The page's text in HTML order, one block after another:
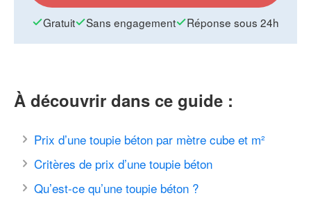
Gratuit Sans engagement Réponse sous 24h
À découvrir dans ce guide :
Prix d’une toupie béton par mètre cube et m²
Critères de prix d’une toupie béton
Qu’est-ce qu’une toupie béton ?